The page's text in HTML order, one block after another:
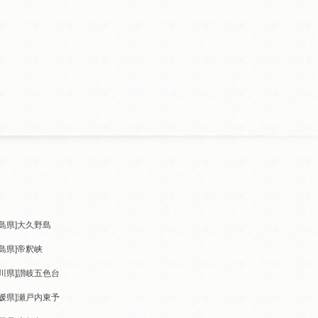
県]大久野島
県]帝釈峡
県]讃岐五色台
県]瀬戸内東予